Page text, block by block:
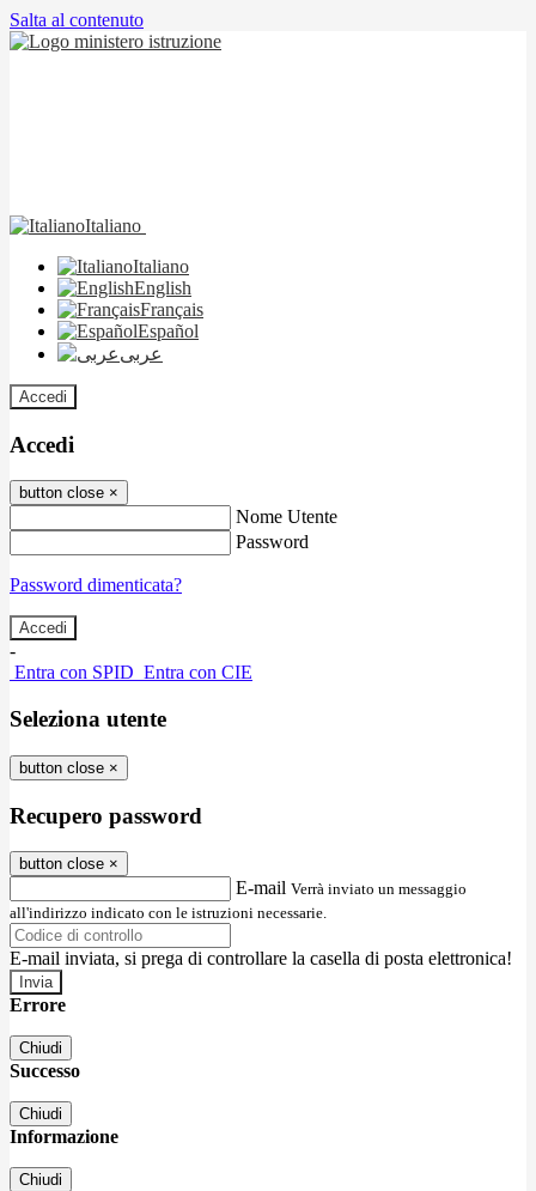
Salta al contenuto
Italiano
Italiano
English
Français
Español
عربى
Accedi
Accedi
button close ×
Nome Utente
Password
Password dimenticata?
-
Entra con SPID Entra con CIE
Seleziona utente
button close ×
Recupero password
button close ×
E-mail Verrà inviato un messaggio
all'indirizzo indicato con le istruzioni necessarie.
E-mail inviata, si prega di controllare la casella di posta elettronica!
Errore
Chiudi
Successo
Chiudi
Informazione
Chiudi